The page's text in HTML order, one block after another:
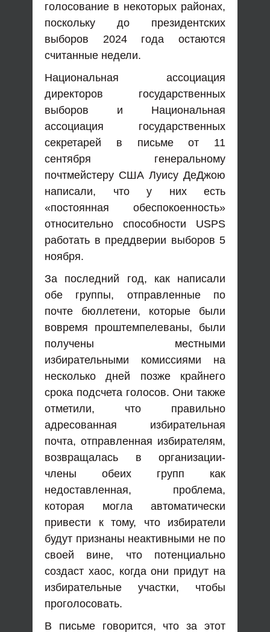
голосование в некоторых районах,
поскольку до президентских
выборов 2024 года остаются
считанные недели.
Национальная ассоциация
директоров государственных
выборов и Национальная
ассоциация государственных
секретарей в письме от 11
сентября генеральному
почтмейстеру США Луису ДеДжою
написали, что у них есть
«постоянная обеспокоенность»
относительно способности USPS
работать в преддверии выборов 5
ноября.
За последний год, как написали
обе группы, отправленные по
почте бюллетени, которые были
вовремя проштемпелеваны, были
получены местными
избирательными комиссиями на
несколько дней позже крайнего
срока подсчета голосов. Они также
отметили, что правильно
адресованная избирательная
почта, отправленная избирателям,
возвращалась в организации-
члены обеих групп как
недоставленная, проблема,
которая могла автоматически
привести к тому, что избиратели
будут признаны неактивными не по
своей вине, что потенциально
создаст хаос, когда они придут на
избирательные участки, чтобы
проголосовать.
В письме говорится, что за этот